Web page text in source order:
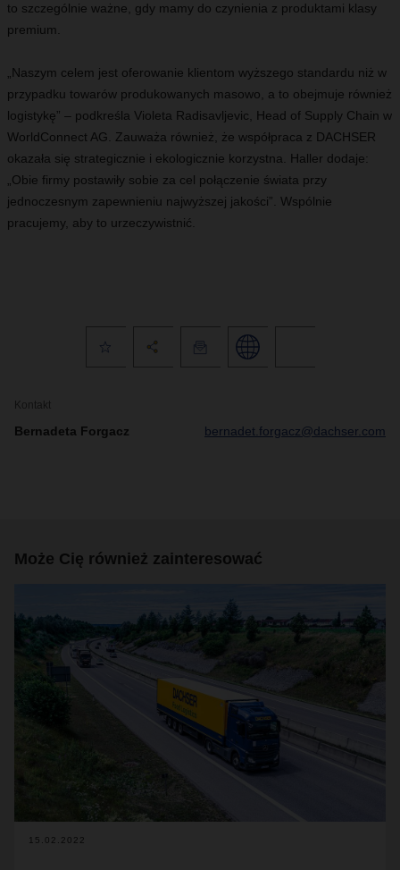
to szczególnie ważne, gdy mamy do czynienia z produktami klasy
premium.
„Naszym celem jest oferowanie klientom wyższego standardu niż w
przypadku towarów produkowanych masowo, a to obejmuje również
logistykę” – podkreśla Violeta Radisavljevic, Head of Supply Chain w
WorldConnect AG. Zauważa również, że współpraca z DACHSER
okazała się strategicznie i ekologicznie korzystna. Haller dodaje:
„Obie firmy postawiły sobie za cel połączenie świata przy
jednoczesnym zapewnieniu najwyższej jakości”. Wspólnie
pracujemy, aby to urzeczywistnić.
Kontakt
Bernadeta Forgacz bernadet.forgacz@dachser.com
Może Cię również zainteresować
15.02.2022